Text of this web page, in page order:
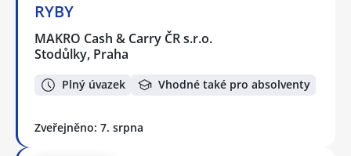
RYBY
MAKRO Cash & Carry ČR s.r.o.
Stodůlky, Praha
Plný úvazek Vhodné také pro absolventy
Zveřejněno: 7. srpna